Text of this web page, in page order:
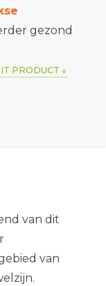
gezond
PRODUCT
van dit
van